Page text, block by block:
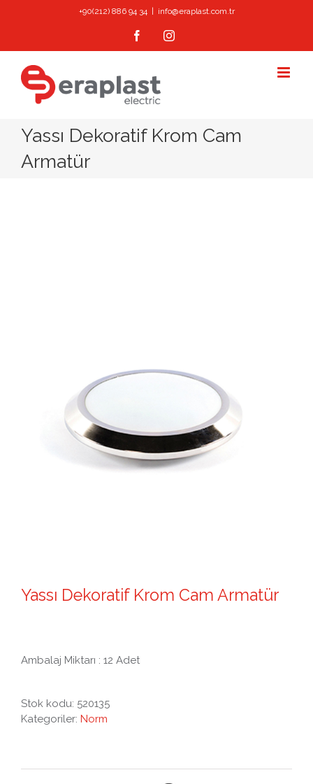
+90(212) 886 94 34 info@eraplast.com.tr
FacebookInstagram
Yassı Dekoratif Krom Cam
Armatür
Yassı Dekoratif Krom Cam Armatür
Ambalaj Miktarı : 12 Adet
Stok kodu: 520135
Kategoriler: Norm